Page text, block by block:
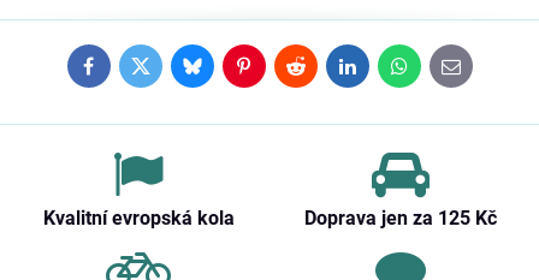
FacebookTwitterBlueskyPinterestRedditLinkedInWhatsApp
E-
mail
Kvalitní evropská kola Doprava jen za 125 Kč